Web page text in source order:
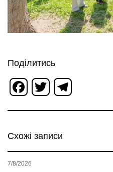
Поділитись
Facebook
Twitter
Схожі записи
7/8/2026